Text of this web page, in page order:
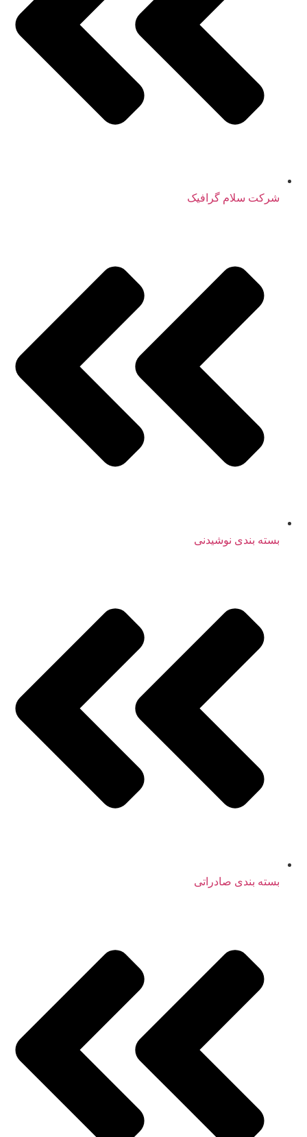
شرکت سلام گرافیک
بسته بندی نوشیدنی
بسته بندی صادراتی